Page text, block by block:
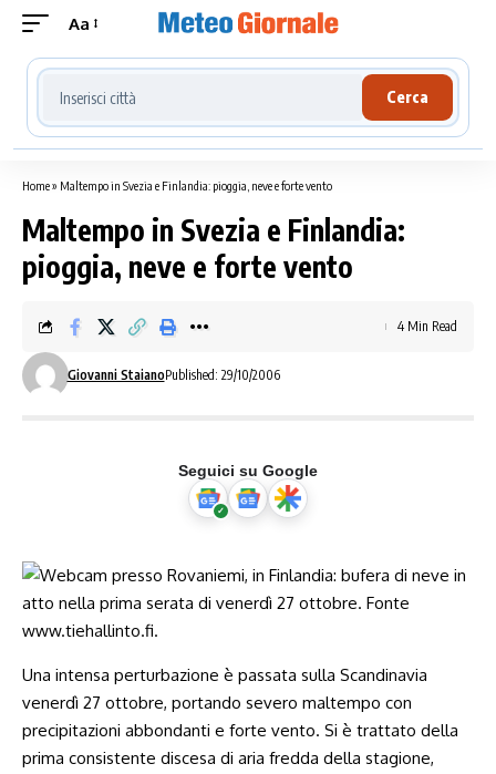
Aa
Cerca località meteo
Cerca
Home» Maltempo in Svezia e Finlandia: pioggia, neve e forte vento
Maltempo in Svezia e Finlandia:
pioggia, neve e forte vento
Giovanni StaianoPublished: 29/10/2006
4 Min Read
Seguici su Google
Una intensa perturbazione è passata sulla Scandinavia
venerdì 27 ottobre, portando severo maltempo con
precipitazioni abbondanti e forte vento. Si è trattato della
prima consistente discesa di aria fredda della stagione,